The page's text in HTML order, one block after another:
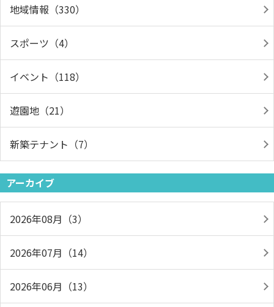
地域情報（330）
スポーツ（4）
イベント（118）
遊園地（21）
新築テナント（7）
アーカイブ
2026年08月（3）
2026年07月（14）
2026年06月（13）